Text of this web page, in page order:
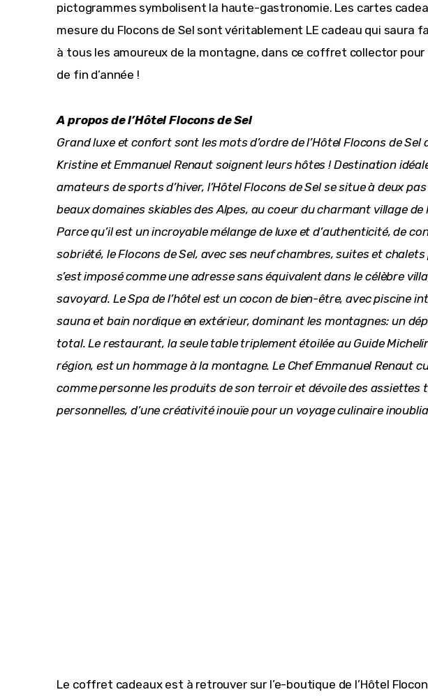
pictogrammes symbolisent la haute-gastronomie. Les cartes
mesure du Flocons de Sel sont véritablement LE cadeau qui saura
à tous les amoureux de la montagne, dans ce coffret collector
de fin d’année !
A propos de l’Hôtel Flocons de Sel
Grand luxe et confort sont les mots d’ordre de l’Hôtel Flocons de Sel
Kristine et Emmanuel Renaut soignent leurs hôtes ! Destination
amateurs de sports d’hiver, l’Hôtel Flocons de Sel se situe à deux
beaux domaines skiables des Alpes, au coeur du charmant village de
Parce qu’il est un incroyable mélange de luxe et d’authenticité, de
sobriété, le Flocons de Sel, avec ses neuf chambres, suites et
s’est imposé comme une adresse sans équivalent dans le célèbre
savoyard. Le Spa de l’hôtel est un cocon de bien-être, avec piscine
sauna et bain nordique en extérieur, dominant les montagnes: un
total. Le restaurant, la seule table triplement étoilée au Guide
région, est un hommage à la montagne. Le Chef Emmanuel Renaut
comme personne les produits de son terroir et dévoile des assiettes
personnelles, d’une créativité inouïe pour un voyage culinaire
Le coffret cadeaux est à retrouver sur l’e-boutique de l’Hôtel